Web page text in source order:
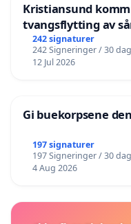
Kristiansund
tvangsflytting av
242 signaturer
242 Signeringer / 30
12 Jul 2026
Gi buekorpsene
197 signaturer
197 Signeringer / 30
4 Aug 2026